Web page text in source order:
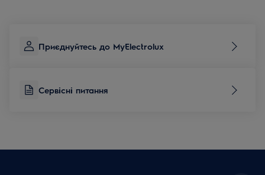
Приєднуйтесь до MyElectrolux
Сервісні питання